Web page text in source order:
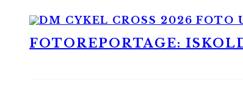
FOTOREPORTAGE: